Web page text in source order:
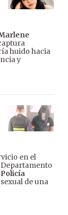
huido hacia
y
en el
Departamento
Policía
de una